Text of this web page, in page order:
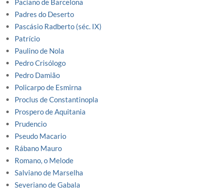
Paciano de Barcelona
Padres do Deserto
Pascásio Radberto (séc. IX)
Patrício
Paulino de Nola
Pedro Crisólogo
Pedro Damião
Policarpo de Esmirna
Proclus de Constantinopla
Prospero de Aquitania
Prudencio
Pseudo Macario
Rábano Mauro
Romano, o Melode
Salviano de Marselha
Severiano de Gabala